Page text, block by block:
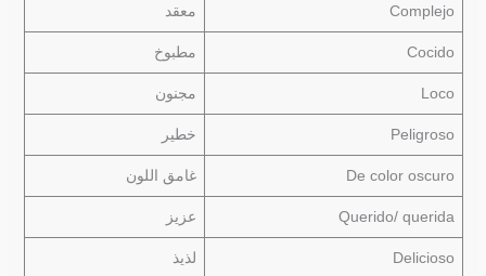
Complejo معقد
Cocido مطبوخ
Loco مجنون
Peligroso خطير
De color oscuro غامق اللون
Querido/ querida عزيز
Delicioso لذيذ